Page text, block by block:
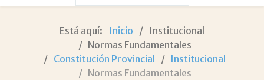
Está aquí: Inicio
Institucional
Normas Fundamentales
Constitución Provincial
Institucional
Normas Fundamentales